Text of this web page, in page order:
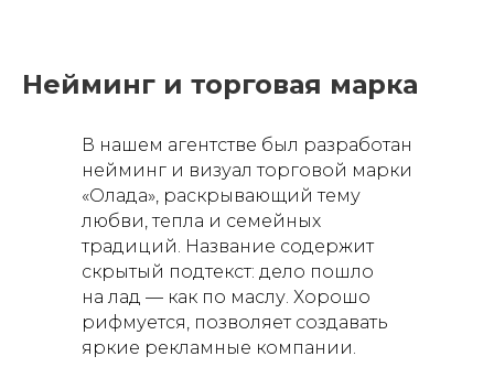
Нейминг и торговая марка
В нашем агентстве был разработан
нейминг и визуал торговой марки
«Олада», раскрывающий тему
любви, тепла и семейных
традиций. Название содержит
скрытый подтекст: дело пошло
на лад — как по маслу. Хорошо
рифмуется, позволяет создавать
яркие рекламные компании.